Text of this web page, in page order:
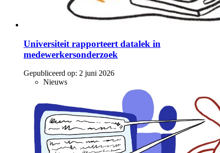
Universiteit rapporteert datalek in
medewerkersonderzoek
Gepubliceerd op: 2 juni 2026
Nieuws